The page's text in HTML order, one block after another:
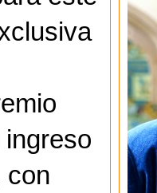
ingreso
con